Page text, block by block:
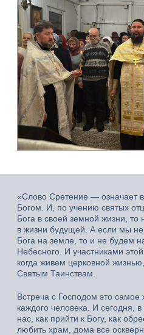
«Слово Сретение — означает
Богом. И, по учению святых
Бога в своей земной жизни, то
в жизни будущей. А если мы не
Бога на земле, то и не будем
Небесного. И участниками
когда живем церковной
Святым Таинствам.
Встреча с Господом это
каждого человека. И сегодня,
нас, как прийти к Богу, как
любить храм, дома все